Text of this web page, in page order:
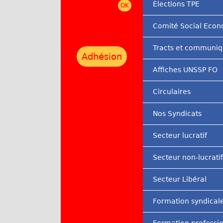
Adhésion
r
i
l
Élections TPE
Comité Social
Tracts et
Affiches UNSSP FO
Circulaires
Nos Syndicats
Secteur lucratif
Secteur non-lucratif
Secteur Libéral
Formation